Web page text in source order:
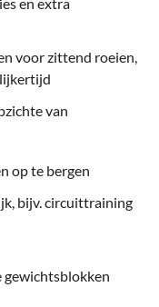
voor zittend roeien,
van
op te bergen
bijv. circuittraining
gewichtsblokken